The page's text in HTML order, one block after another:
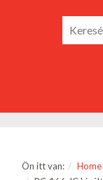
Ön itt van: Home